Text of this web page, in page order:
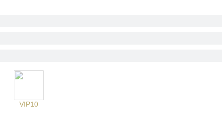
VIP10